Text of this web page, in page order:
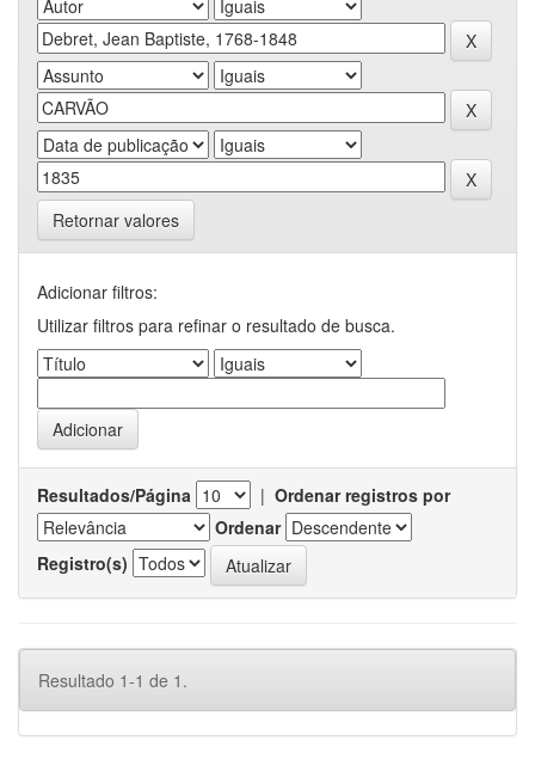
Retornar valores
Adicionar filtros:
Utilizar filtros para refinar o resultado de busca.
Resultados/Página | Ordenar registros por
Ordenar
Registro(s)
Resultado 1-1 de 1.